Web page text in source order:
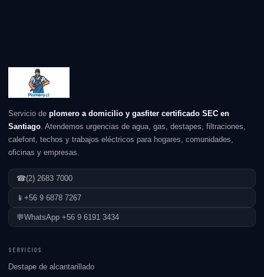
Servicio de plomero a domicilio y gasfiter certificado SEC en
Santiago. Atendemos urgencias de agua, gas, destapes, filtraciones,
calefont, techos y trabajos eléctricos para hogares, comunidades,
oficinas y empresas.
☎(2) 2683 7000
📱 +56 9 6878 7267
💬WhatsApp +56 9 6191 3434
SERVICIOS
Destape de alcantarillado